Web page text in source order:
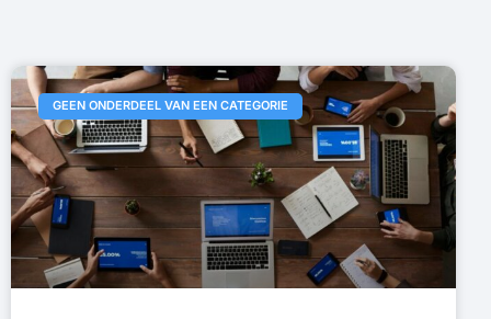
GEEN ONDERDEEL VAN EEN CATEGORIE